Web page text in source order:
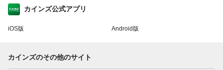
カインズ公式アプリ
iOS版 Android版
カインズのその他のサイト